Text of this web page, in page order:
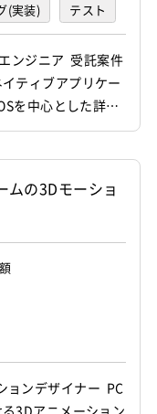
(実装) テスト
ンジニア 受託案件
ティブアプリケー
を中心とした詳細
担当していただき
だきます。 【仕事
定です。 ...
の3Dモーショ
ョンデザイナー PC
3Dアニメーション